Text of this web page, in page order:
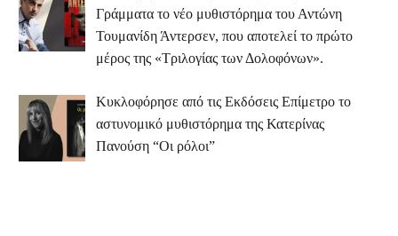
Γράμματα το νέο μυθιστόρημα του Αντώνη
Τουμανίδη Άντερσεν, που αποτελεί το πρώτο
μέρος της «Τριλογίας των Δολοφόνων».
Κυκλοφόρησε από τις Εκδόσεις Επίμετρο το
αστυνομικό μυθιστόρημα της Κατερίνας
Πανούση “Οι ρόλοι”